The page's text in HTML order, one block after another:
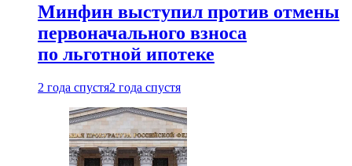
Минфин выступил против отмены
первоначального взноса
по льготной ипотеке
2 года спустя2 года спустя